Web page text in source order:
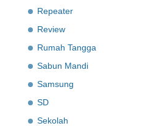
Repeater
Review
Rumah Tangga
Sabun Mandi
Samsung
SD
Sekolah